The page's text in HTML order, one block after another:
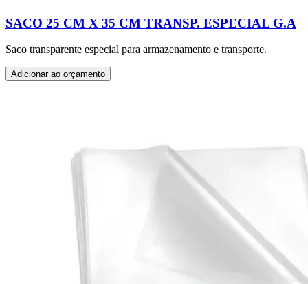
SACO 25 CM X 35 CM TRANSP. ESPECIAL G.A
Saco transparente especial para armazenamento e transporte.
Adicionar ao orçamento